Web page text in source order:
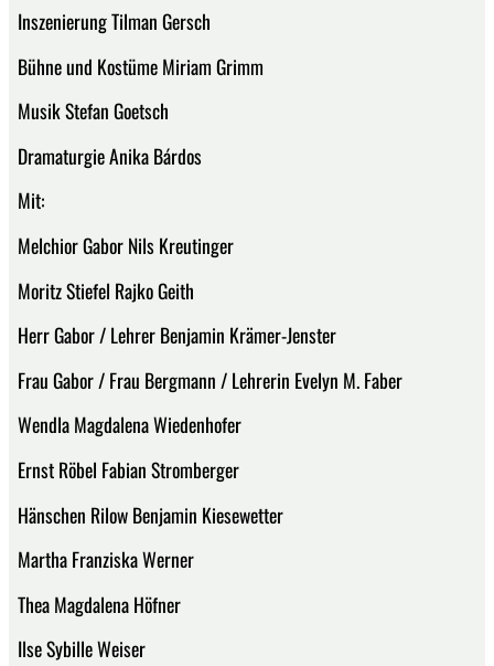
Inszenierung Tilman Gersch
Bühne und Kostüme Miriam Grimm
Musik Stefan Goetsch
Dramaturgie Anika Bárdos
Mit:
Melchior Gabor Nils Kreutinger
Moritz Stiefel Rajko Geith
Herr Gabor / Lehrer Benjamin Krämer-Jenster
Frau Gabor / Frau Bergmann / Lehrerin Evelyn M. Faber
Wendla Magdalena Wiedenhofer
Ernst Röbel Fabian Stromberger
Hänschen Rilow Benjamin Kiesewetter
Martha Franziska Werner
Thea Magdalena Höfner
Ilse Sybille Weiser